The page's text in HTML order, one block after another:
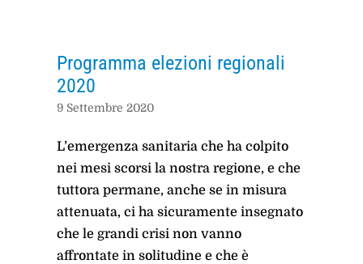
Programma elezioni regionali
2020
9 Settembre 2020
L’emergenza sanitaria che ha colpito
nei mesi scorsi la nostra regione, e che
tuttora permane, anche se in misura
attenuata, ci ha sicuramente insegnato
che le grandi crisi non vanno
affrontate in solitudine e che è